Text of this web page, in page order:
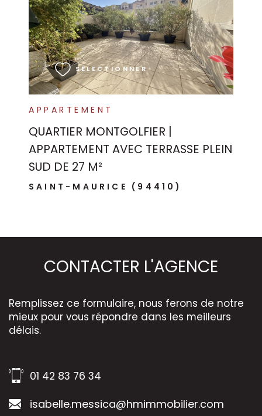
APPARTEMENT
QUARTIER MONTGOLFIER |
APPARTEMENT AVEC TERRASSE PLEIN
SUD DE 27 M²
SAINT-MAURICE (94410)
SÉLECTIONNER
VOIR LE BIEN
CONTACTER L'AGENCE
Remplissez ce formulaire, nous ferons de notre
mieux pour vous répondre dans les meilleurs
délais.
01 42 83 76 34
isabelle.messica@hmimmobilier.com